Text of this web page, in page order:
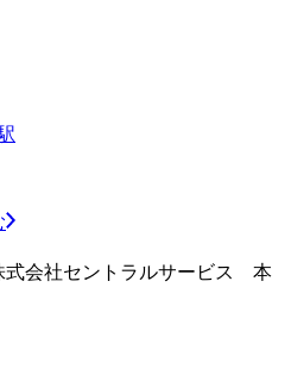
式会社セントラルサービス 本